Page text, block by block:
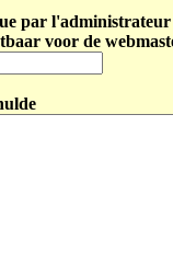
par
voor de